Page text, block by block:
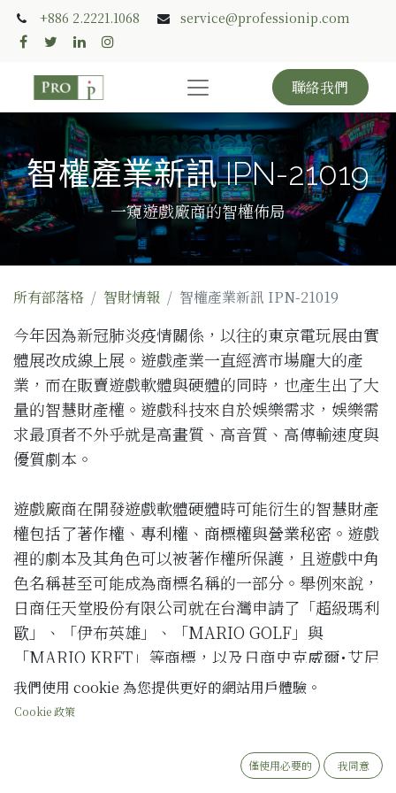
+886 2.2221.1068 service@professionip.com
聯絡我們
智權產業新訊 IPN-21019
一窺遊戲廠商的智權佈局
所有部落格 智財情報 智權產業新訊 IPN-21019
今年因為新冠肺炎疫情關係，以往的東京電玩展由實
體展改成線上展。遊戲產業一直經濟市場龐大的產
業，而在販賣遊戲軟體與硬體的同時，也產生出了大
量的智慧財產權。遊戲科技來自於娛樂需求，娛樂需
求最頂者不外乎就是高畫質、高音質、高傳輸速度與
優質劇本。
遊戲廠商在開發遊戲軟體硬體時可能衍生的智慧財產
權包括了著作權 、 專利權 、 商標權與營業秘密 。遊戲
裡的劇本及其角色可以被著作權所保護，且遊戲中角
色名稱甚至可能成為商標名稱的一部分。舉例來說，
日商任天堂股份有限公司就在台灣申請了「超級瑪利
歐」、「伊布英雄」、「MARIO GOLF」與
「MARIO KRFT」等商標，以及日商史克威爾･艾尼
克斯控股公司也在台灣申請了「史萊姆」的商標。再
者，主機硬體部分也通常會申請商標名稱，例如，日
灣申請了「PS」與「PS3」等商標。另外，遊戲名稱
則是廠商一定會去申請的商標，例如，赤燭股份有限
我們使用 cookie 為您提供更好的網站用戶體驗。
Cookie 政策
僅使用必要的 我同意